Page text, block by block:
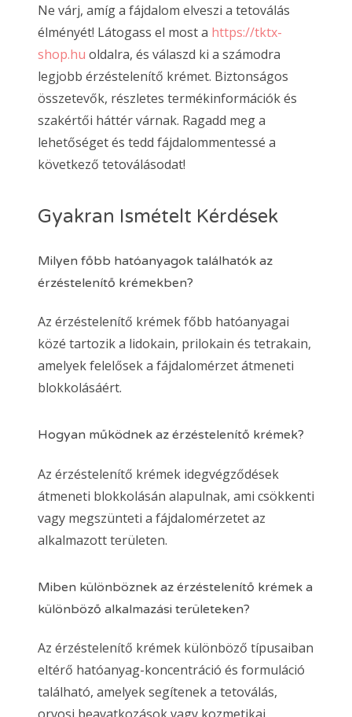
Ne várj, amíg a fájdalom elveszi a tetoválás
élményét! Látogass el most a https://tktx-
shop.hu oldalra, és válaszd ki a számodra
legjobb érzéstelenítő krémet. Biztonságos
összetevők, részletes termékinformációk és
szakértői háttér várnak. Ragadd meg a
lehetőséget és tedd fájdalommentessé a
következő tetoválásodat!
Gyakran Ismételt Kérdések
Milyen főbb hatóanyagok találhatók az
érzéstelenítő krémekben?
Az érzéstelenítő krémek főbb hatóanyagai
közé tartozik a lidokain, prilokain és tetrakain,
amelyek felelősek a fájdalomérzet átmeneti
blokkolásáért.
Hogyan működnek az érzéstelenítő krémek?
Az érzéstelenítő krémek idegvégződések
átmeneti blokkolásán alapulnak, ami csökkenti
vagy megszünteti a fájdalomérzetet az
alkalmazott területen.
Miben különböznek az érzéstelenítő krémek a
különböző alkalmazási területeken?
Az érzéstelenítő krémek különböző típusaiban
eltérő hatóanyag-koncentráció és formuláció
található, amelyek segítenek a tetoválás,